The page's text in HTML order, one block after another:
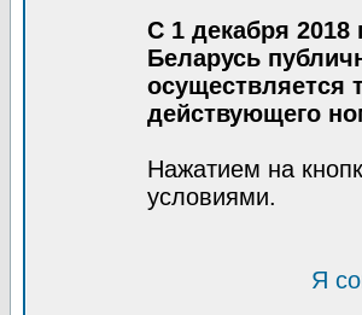
С 1 декабря 2018
Беларусь
осуществляется
действующего
Нажатием на
условиями.
Я